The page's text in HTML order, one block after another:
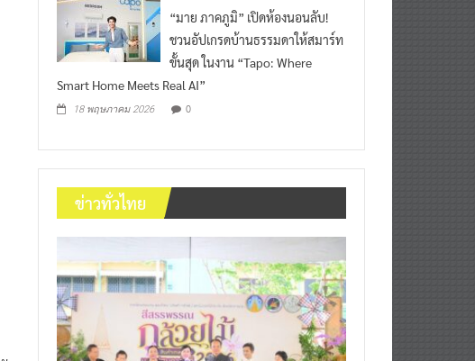
ชวนอัปเกรดบ้านธรรมดาให้สมาร์ท
ขั้นสุด ในงาน “Tapo: Where
Smart Home Meets Real AI”
ข่าวทั่วไทย